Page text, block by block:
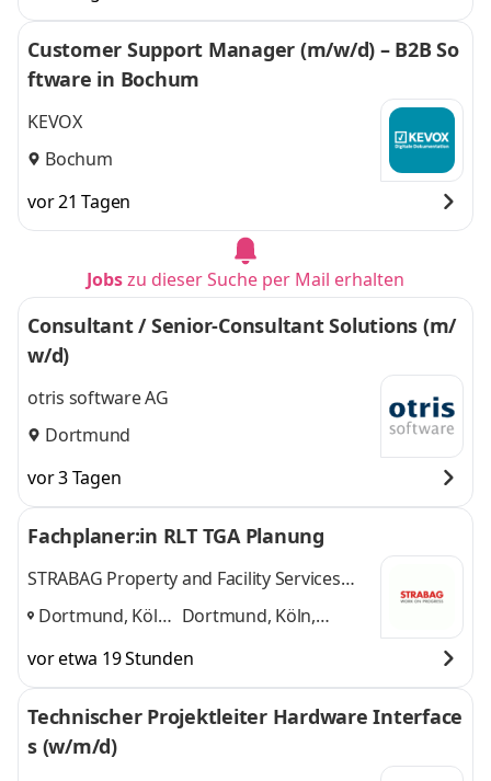
Customer Support Manager (m/w/d) – B2B So
ftware in Bochum
KEVOX
Bochum
vor 21 Tagen
Jobszu dieser Suche per Mail erhalten
Consultant / Senior-Consultant Solutions (m/
w/d)
otris software AG
Dortmund
vor 3 Tagen
Fachplaner:in RLT TGA Planung
STRABAG Property and Facility Services
GmbH
Dortmund, Köln,
Main,
Dortmund, Köln,
1 weitere
vor etwa 19 Stunden
Technischer Projektleiter Hardware Interface
s (w/m/d)